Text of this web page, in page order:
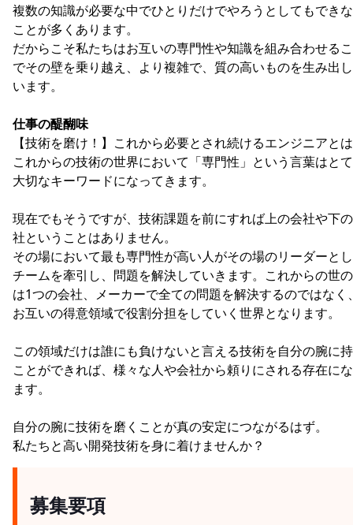
複数の知識が必要な中でひとりだけでやろうとしてもでき
ことが多くあります。
だからこそ私たちはお互いの専門性や知識を組み合わせる
でその壁を乗り越え、より複雑で、質の高いものを生み出
います。
仕事の醍醐味
【技術を磨け！】これから必要とされ続けるエンジニアと
これからの技術の世界において「専門性」という言葉はと
大切なキーワードになってきます。
現在でもそうですが、技術課題を前にすれば上の会社や下
社ということはありません。
その場において最も専門性が高い人がその場のリーダーと
チームを牽引し、問題を解決していきます。これからの世
は1つの会社、メーカーで全ての問題を解決するのではなく
お互いの得意領域で役割分担をしていく世界となります。
この領域だけは誰にも負けないと言える技術を自分の腕に
ことができれば、様々な人や会社から頼りにされる存在に
ます。
自分の腕に技術を磨くことが真の安定につながるはず。
私たちと高い開発技術を身に着けませんか？
募集要項